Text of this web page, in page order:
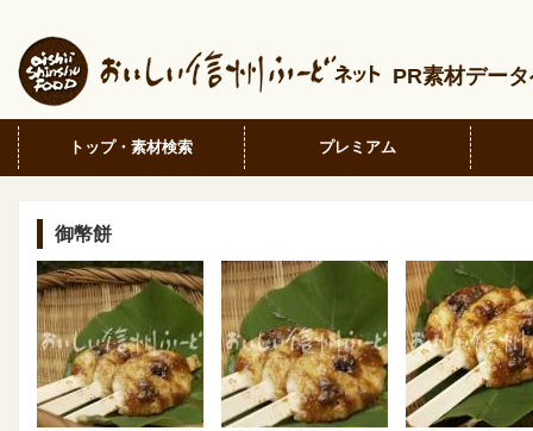
PR素材デー
トップ・素材検索 プレミアム
御幣餅